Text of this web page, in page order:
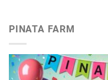
PINATA FARM